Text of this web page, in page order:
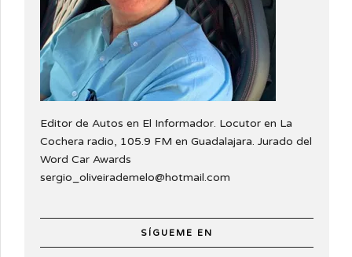
Editor de Autos en El Informador. Locutor en La
Cochera radio, 105.9 FM en Guadalajara. Jurado del
Word Car Awards
sergio_oliveirademelo@hotmail.com
SÍGUEME EN